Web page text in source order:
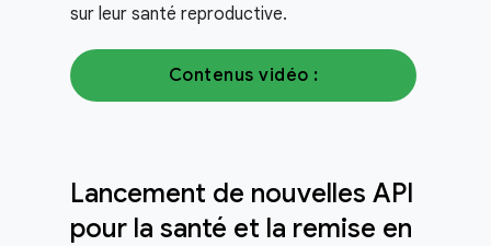
sur leur santé reproductive.
Contenus vidéo :
Lancement de nouvelles API
pour la santé et la remise en